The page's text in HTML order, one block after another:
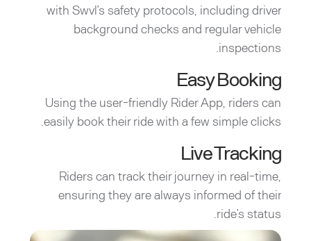
with Swvl’s safety protocols, including driver
background checks and regular vehicle
inspections.
Easy Booking
Using the user-friendly Rider App, riders can
easily book their ride with a few simple clicks.
Live Tracking
Riders can track their journey in real-time,
ensuring they are always informed of their
ride’s status.